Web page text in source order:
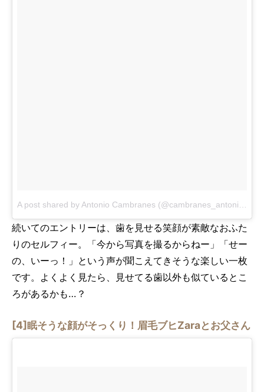
A post shared by Antonio Cambranes (@cambranes_antonio)
続いてのエントリーは、歯を見せる笑顔が素敵なおふた
りのセルフィー。「今から写真を撮るからねー」「せー
の、いーっ！」という声が聞こえてきそうな楽しい一枚
です。よくよく見たら、見せてる歯以外も似ているとこ
ろがあるかも…？
[4]眠そうな顔がそっくり！眉毛ブヒZaraとお父さん